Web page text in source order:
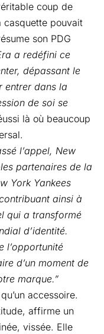
coup de
casquette pouvait
son PDG
a redéfini ce
dépassant le
entrer dans la
de soi se
là où beaucoup
l’appel, New
partenaires de la
York Yankees
ainsi à
qui a transformé
d’identité.
l’opportunité
d’un moment de
marque.”
accessoire.
affirme un
vissée. Elle